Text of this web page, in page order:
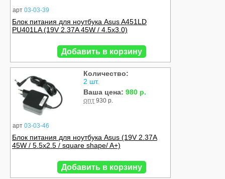
арт 03-03-39
Блок питания для ноутбука Asus A451LD
PU401LA (19V 2.37A 45W / 4.5x3.0)
Добавить в корзину
арт 03-03-46
Количество:
2 шт.
Ваша цена: 980 р.
опт 930 р.
Блок питания для ноутбука Asus (19V 2.37A
45W / 5.5x2.5 / square shape/ A+)
Добавить в корзину